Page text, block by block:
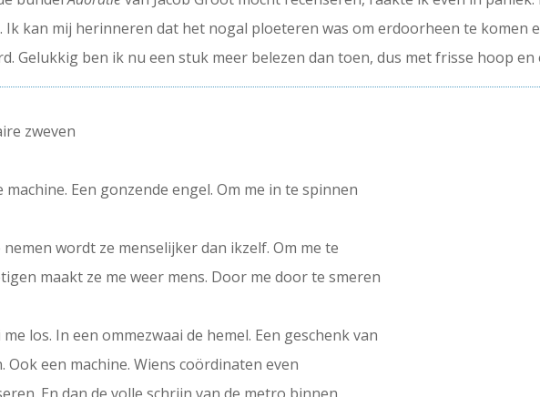
Ik kan mij herinneren dat het nogal ploeteren was om erdoorheen te komen
Gelukkig ben ik nu een stuk meer belezen dan toen, dus met frisse hoop
zweven
machine. Een gonzende engel. Om me in te spinnen
wordt ze menselijker dan ikzelf. Om me te
maakt ze me weer mens. Door me door te smeren
los. In een ommezwaai de hemel. Een geschenk van
Ook een machine. Wiens coördinaten even